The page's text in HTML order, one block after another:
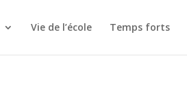
Vie de l’école Temps forts